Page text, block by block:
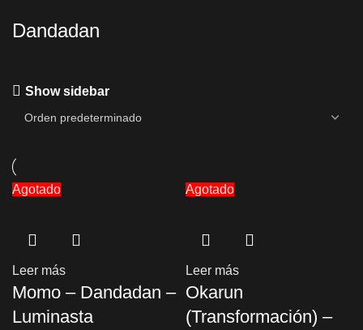
Dandadan
Show sidebar
Agotado
Leer más
Momo – Dandadan –
Luminasta
Agotado
Leer más
Okarun
(Transformación) –